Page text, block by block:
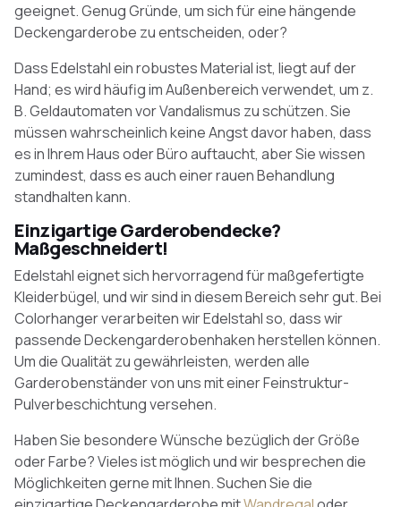
geeignet. Genug Gründe, um sich für eine hängende
Deckengarderobe zu entscheiden, oder?
Dass Edelstahl ein robustes Material ist, liegt auf der
Hand; es wird häufig im Außenbereich verwendet, um z.
B. Geldautomaten vor Vandalismus zu schützen. Sie
müssen wahrscheinlich keine Angst davor haben, dass
es in Ihrem Haus oder Büro auftaucht, aber Sie wissen
zumindest, dass es auch einer rauen Behandlung
standhalten kann.
Einzigartige Garderobendecke?
Maßgeschneidert!
Edelstahl eignet sich hervorragend für maßgefertigte
Kleiderbügel, und wir sind in diesem Bereich sehr gut. Bei
Colorhanger verarbeiten wir Edelstahl so, dass wir
passende Deckengarderobenhaken herstellen können.
Um die Qualität zu gewährleisten, werden alle
Garderobenständer von uns mit einer Feinstruktur-
Pulverbeschichtung versehen.
Haben Sie besondere Wünsche bezüglich der Größe
oder Farbe? Vieles ist möglich und wir besprechen die
Möglichkeiten gerne mit Ihnen. Suchen Sie die